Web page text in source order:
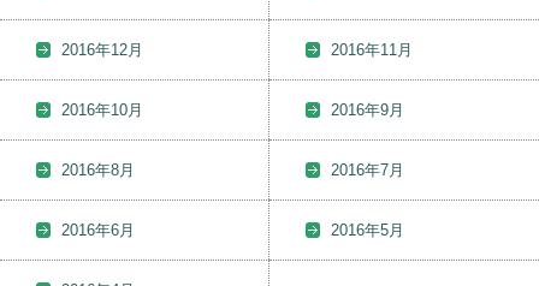
2016年12月 2016年11月
2016年10月 2016年9月
2016年8月 2016年7月
2016年6月 2016年5月